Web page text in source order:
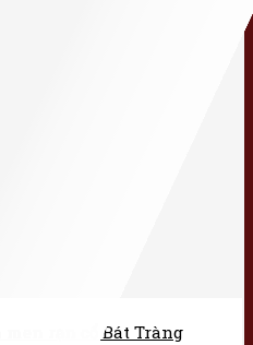
rạn cổ Bát Tràng